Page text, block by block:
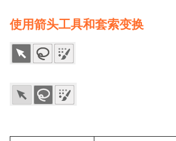
使用箭头工具和套索变换